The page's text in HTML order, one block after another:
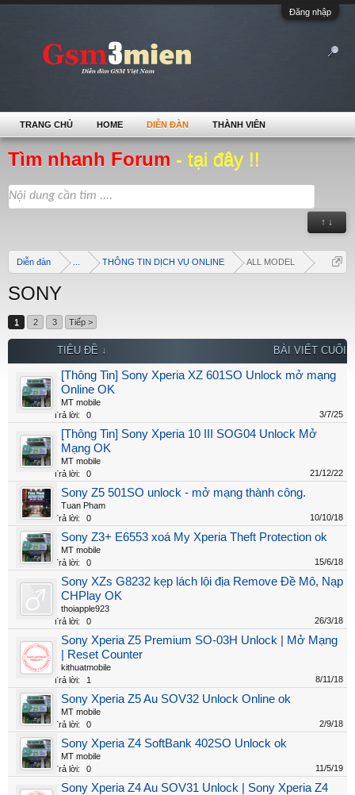
Đăng nhập
Tìm nhanh Forum - tại đây !!
↑ ↓
Diễn đàn THÔNG TIN DỊCH VỤ ONLINE ALL MODEL
SONY
1 2 3 Tiếp >
TIÊU ĐỀ ↓ BÀI VIẾT CUỐI
[Thông Tin] Sony Xperia XZ 601SO Unlock mở mạng
Online OK
MT mobile
Trả lời:
0 3/7/25
[Thông Tin] Sony Xperia 10 III SOG04 Unlock Mở
Mạng OK
MT mobile
Trả lời:
0 21/12/22
Sony Z5 501SO unlock - mở mạng thành công.
Tuan Pham
Trả lời:
0 10/10/18
Sony Z3+ E6553 xoá My Xperia Theft Protection ok
MT mobile
Trả lời:
0 15/6/18
Sony XZs G8232 kẹp lách lội địa Remove Đề Mô, Nạp
CHPlay OK
thoiapple923
Trả lời:
0 26/3/18
Sony Xperia Z5 Premium SO-03H Unlock | Mở Mạng
| Reset Counter
kithuatmobile
Trả lời:
1 8/11/18
Sony Xperia Z5 Au SOV32 Unlock Online ok
MT mobile
Trả lời:
0 2/9/18
Sony Xperia Z4 SoftBank 402SO Unlock ok
MT mobile
Trả lời:
0 11/5/19
Sony Xperia Z4 Au SOV31 Unlock | Sony Xperia Z4
TRANG CHỦ HOME DIỄN ĐÀN THÀNH VIÊN